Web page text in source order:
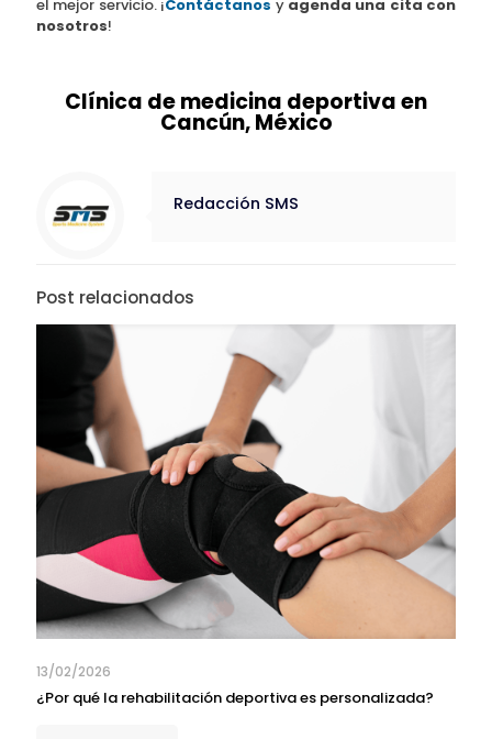
el mejor servicio. ¡Contáctanos y agenda una cita con
nosotros!
Clínica de medicina deportiva en
Cancún, México
Redacción SMS
Post relacionados
13/02/2026
¿Por qué la rehabilitación deportiva es personalizada?